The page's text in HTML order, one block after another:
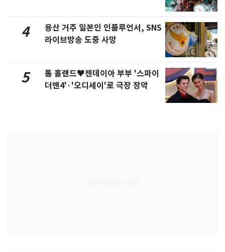
4
용산 거주 일본인 인플루언서, SNS
라이브방송 도중 사망
5
톰 홀랜드♥젠데이아 부부 '스파이
더맨4'·'오디세이'로 극장 장악